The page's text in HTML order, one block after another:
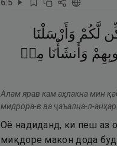
6:5
لَّكُمْ وَأَرْسَلْنَا
وَأَنشَأْنَا مِنۢ
Алам ярав кам аҳлакна мин
мидрора-в ва ҷаъална-л-
Оё надиданд, ки пеш аз
миқдоре макон дода